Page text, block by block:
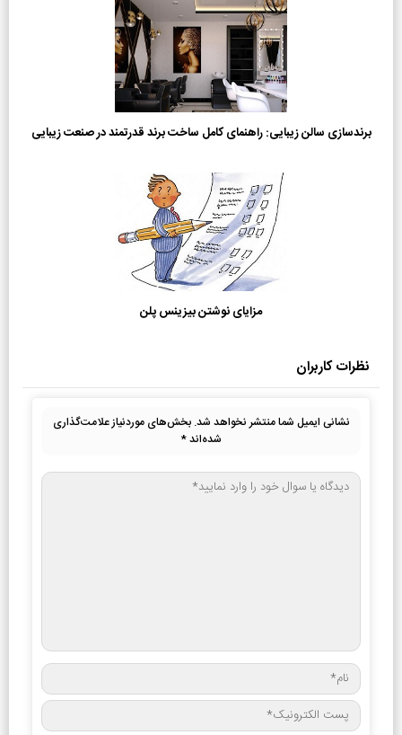
برندسازی سالن زیبایی: راهنمای کامل ساخت برند قدرتمند در صنعت زیبایی
مزایای نوشتن بیزینس پلن
نظرات کاربران
نشانی ایمیل شما منتشر نخواهد شد. بخش‌های موردنیاز علامت‌گذاری
شده‌اند*